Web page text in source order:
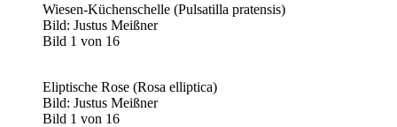
Wiesen-Küchenschelle (Pulsatilla pratensis)
Bild: Justus Meißner
Bild 1 von 16
Eliptische Rose (Rosa elliptica)
Bild: Justus Meißner
Bild 1 von 16